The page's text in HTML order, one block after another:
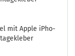
mit Apple iPho­